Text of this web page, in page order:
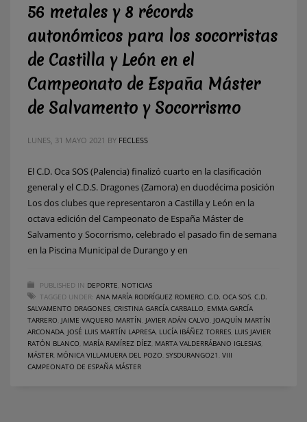
56 metales y 8 récords
autonómicos para los socorristas
de Castilla y León en el
Campeonato de España Máster
de Salvamento y Socorrismo
LUNES, 31 MAYO 2021 BY FECLESS
El C.D. Oca SOS (Palencia) finalizó cuarto en la clasificación
general y el C.D.S. Dragones (Zamora) en duodécima posición
Los dos clubes que representaron a Castilla y León en la
octava edición del Campeonato de España Máster de
Salvamento y Socorrismo, celebrado el pasado fin de semana
en la Piscina Municipal de Durango y en
PUBLISHED IN DEPORTE NOTICIAS
TAGGED UNDER: ANA MARÍA RODRÍGUEZ ROMERO C.D. OCA SOS C.D.
SALVAMENTO DRAGONES CRISTINA GARCÍA CARBALLO EMMA GARCÍA
TARRERO JAIME VAQUERO MARTÍN JAVIER ADÁN CALVO JOAQUÍN MARTÍN
ARCONADA JOSÉ LUIS MARTÍN LAPRESA LUCÍA IBÁÑEZ TORRES LUIS JAVIER
RATÓN BLANCO MARÍA RAMÍREZ DÍEZ MARTA VALDERRÁBANO IGLESIAS
MÁSTER MÓNICA VILLAMUERA DEL POZO SYSDURANGO21 VIII
CAMPEONATO DE ESPAÑA MÁSTER